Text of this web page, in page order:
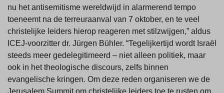
nu het antisemitisme wereldwijd in alarmerend tempo
toeneemt na de terreuraanval van 7 oktober, en te veel
christelijke leiders hierop reageren met stilzwijgen,” aldus
ICEJ-voorzitter dr. Jürgen Bühler. “Tegelijkertijd wordt Israël
steeds meer gedelegitimeerd – niet alleen politiek, maar
ook in het theologische discours, zelfs binnen
evangelische kringen. Om deze reden organiseren we de